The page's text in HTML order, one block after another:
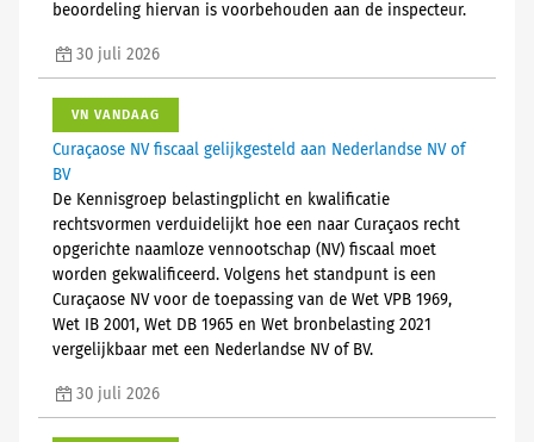
beoordeling hiervan is voorbehouden aan de inspecteur.
30 juli 2026
VN VANDAAG
Curaçaose NV fiscaal gelijkgesteld aan Nederlandse NV of
BV
De Kennisgroep belastingplicht en kwalificatie
rechtsvormen verduidelijkt hoe een naar Curaçaos recht
opgerichte naamloze vennootschap (NV) fiscaal moet
worden gekwalificeerd. Volgens het standpunt is een
Curaçaose NV voor de toepassing van de Wet VPB 1969,
Wet IB 2001, Wet DB 1965 en Wet bronbelasting 2021
vergelijkbaar met een Nederlandse NV of BV.
30 juli 2026